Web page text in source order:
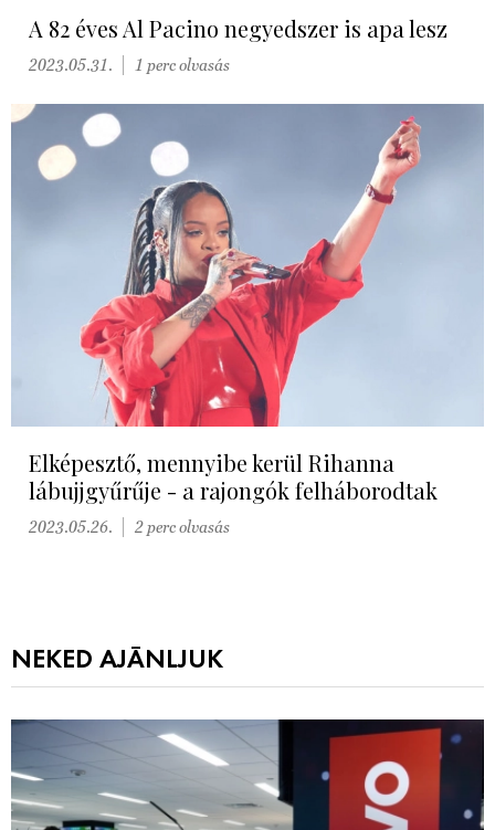
A 82 éves Al Pacino negyedszer is apa lesz
2023.05.31. 1 perc olvasás
Elképesztő, mennyibe kerül Rihanna
lábujjgyűrűje - a rajongók felháborodtak
2023.05.26. 2 perc olvasás
NEKED AJÁNLJUK